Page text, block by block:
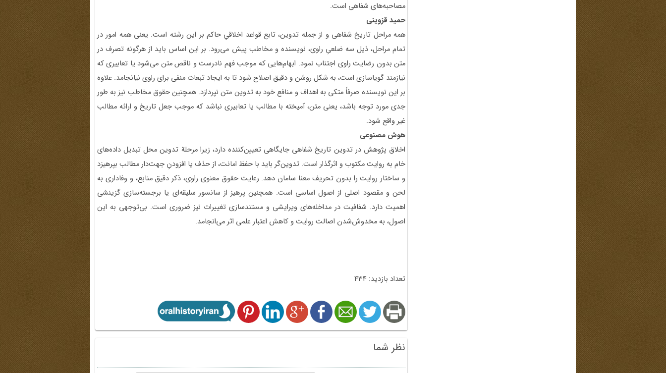
مصاحبه‌های شفاهی است.
حمید قزوینی
همه مراحل تاریخ شفاهی و از جمله تدوین، تابع قواعد اخلاقیِ حاکم بر این رشته است. یعنی همه امور در
تمام مراحل، ذیل سه ضلعیِ راوی، نویسنده و مخاطب پیش می‌رود. بر این اساس باید از هرگونه تصرف در
متن بدون رضایت راوی اجتناب نمود. ابهام‌هایی که موجب فهم نادرست و ناقص متن می‌شود یا تعابیری که
نیازمند گویاسازی است، به شکل روشن و دقیق اصلاح شود تا به ایجاد تبعات منفی برای راوی نیانجامد. علاوه
بر این نویسنده صرفاً متکی به اهداف و منافع خود به تدوین متن نپردازد. همچنین حقوق مخاطب نیز به طور
جدی مورد توجه باشد، یعنی متن، آمیخته با مطالب یا تعابیری نباشد که موجب جعل تاریخ و ارائه مطالب
غیر واقع شود.
هوش مصنوعی
اخلاق پژوهش در تدوین تاریخ شفاهی جایگاهی تعیین‌کننده دارد، زیرا مرحلة تدوین محل تبدیل داده‌های
خام به روایت مکتوب و اثرگذار است. تدوین‌گر باید با حفظ امانت، از حذف یا افزودنِ جهت‌دار مطالب بپرهیزد
و ساختار روایت را بدون تحریف معنا سامان دهد. رعایت حقوق معنوی راوی، ذکر دقیق منابع، و وفاداری به
لحن و مقصود اصلی از اصول اساسی است. همچنین پرهیز از سانسور سلیقه‌ای یا برجسته‌سازی گزینشی
اهمیت دارد. شفافیت در مداخله‌های ویرایشی و مستندسازی تغییرات نیز ضروری است. بی‌توجهی به این
اصول، به مخدوش‌شدن اصالت روایت و کاهش اعتبار علمی اثر می‌انجامد.
تعداد بازدید: 434
نظر شما